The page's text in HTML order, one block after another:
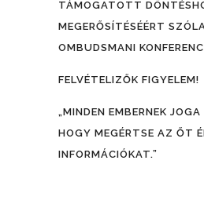
TÁMOGATOTT
MEGERŐSÍTÉSÉÉRT
OMBUDSMANI
FELVÉTELIZŐK FIGYELEM!
„MINDEN EMBERNEK
HOGY MEGÉRTSE AZ ŐT
INFORMÁCIÓKAT.”